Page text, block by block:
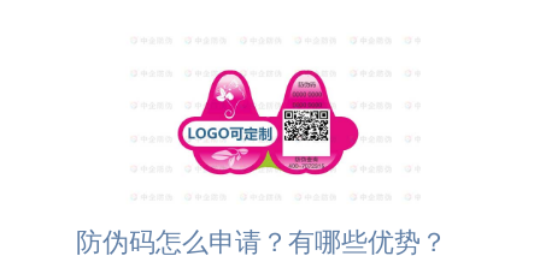
防伪码怎么申请？有哪些优势？